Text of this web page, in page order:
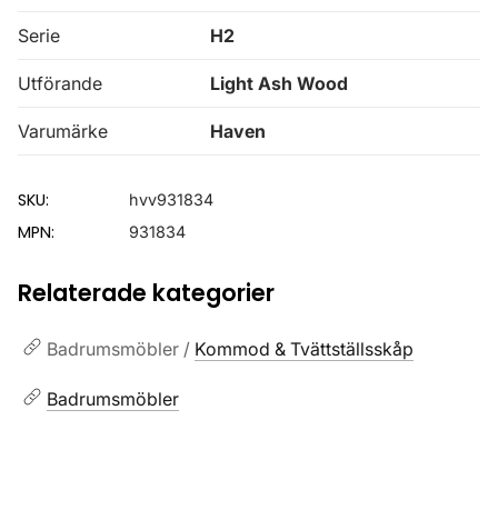
Serie H2
Utförande Light Ash Wood
Varumärke Haven
SKU: hvv931834
MPN: 931834
Relaterade kategorier
Badrumsmöbler / Kommod & Tvättställsskåp
Badrumsmöbler